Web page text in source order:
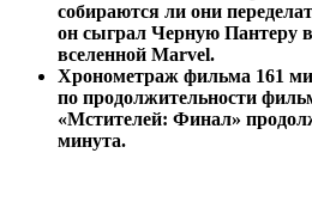
собираются ли они
он сыграл Черную Пантеру
вселенной Marvel.
Хронометраж фильма 161
по продолжительности
«Мстителей: Финал»
минута.